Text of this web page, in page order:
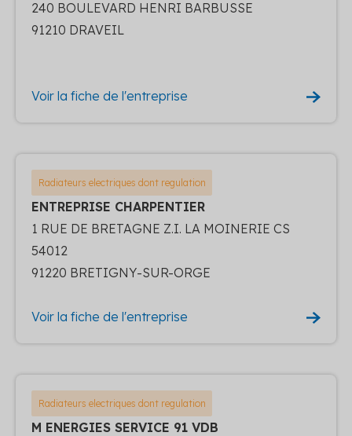
240 BOULEVARD HENRI BARBUSSE
91210 DRAVEIL
Voir la fiche de l'entreprise
Radiateurs electriques dont regulation
ENTREPRISE CHARPENTIER
1 RUE DE BRETAGNE Z.I. LA MOINERIE CS
54012
91220 BRETIGNY-SUR-ORGE
Voir la fiche de l'entreprise
Radiateurs electriques dont regulation
M ENERGIES SERVICE 91 VDB